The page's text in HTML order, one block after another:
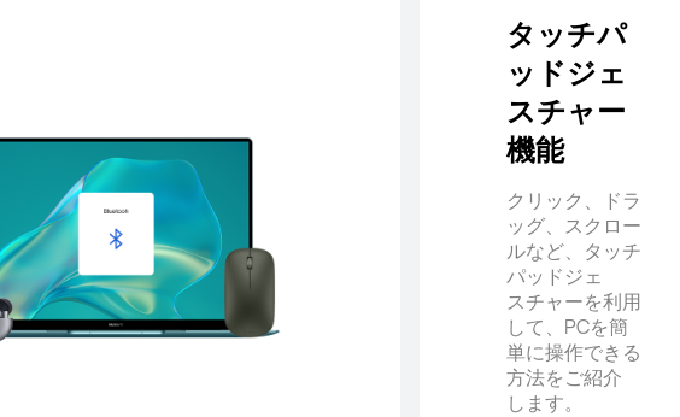
タッチパ
ッドジェ
スチャー
機能
クリック、ドラ
ッグ、スクロー
ルなど、タッチ
パッドジェ
スチャーを利用
して、PCを簡
単に操作できる
方法をご紹介
します。